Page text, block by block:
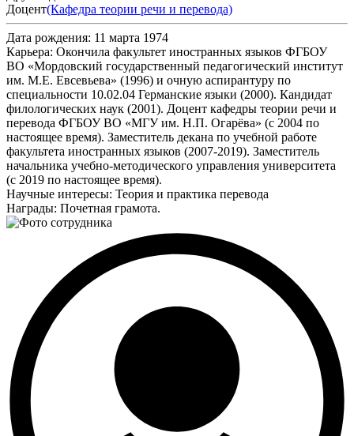
Доцент(Кафедра теории речи и перевода)
Дата рождения: 11 марта 1974
Карьера: Окончила факультет иностранных языков ФГБОУ
ВО «Мордовский государственный педагогический институт
им. М.Е. Евсевьева» (1996) и очную аспирантуру по
специальности 10.02.04 Германские языки (2000). Кандидат
филологических наук (2001). Доцент кафедры теории речи и
перевода ФГБОУ ВО «МГУ им. Н.П. Огарёва» (с 2004 по
настоящее время). Заместитель декана по учебной работе
факультета иностранных языков (2007-2019). Заместитель
начальника учебно-методического управления университета
(с 2019 по настоящее время).
Научные интересы: Теория и практика перевода
Награды: Почетная грамота.